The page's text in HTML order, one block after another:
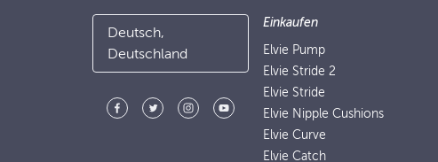
Deutsch,
Deutschland
Einkaufen
Elvie Pump
Elvie Stride 2
Elvie Stride
Elvie Nipple Cushions
Elvie Curve
Elvie Catch